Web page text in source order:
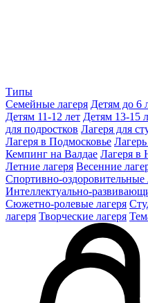
Типы
Семейные лагеря Детям до 6
Детям 11-12 лет Детям 13-15
для подростков Лагеря для
Лагеря в Подмосковье
Кемпинг на Валдае Лагеря в
Летние лагеря Весенние
Спортивно-оздоровительные
Интеллектуально-
Сюжетно-ролевые лагеря
лагеря Творческие лагеря